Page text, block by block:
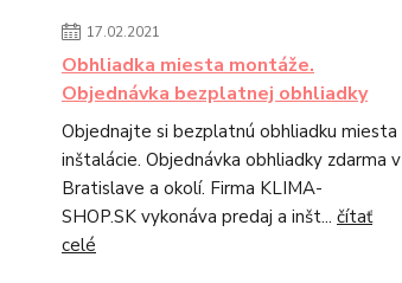
17.02.2021
Obhliadka miesta montáže.
Objednávka bezplatnej obhliadky
Objednajte si bezplatnú obhliadku miesta
inštalácie. Objednávka obhliadky zdarma v
Bratislave a okolí. Firma KLIMA-
SHOP.SK vykonáva predaj a inšt... čítať
celé